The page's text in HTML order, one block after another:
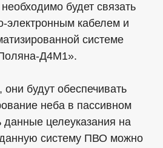
будет связать
электронным кабелем и
системе
Д4М1».
будут обеспечивать
неба в пассивном
целеуказания на
систему ПВО можно